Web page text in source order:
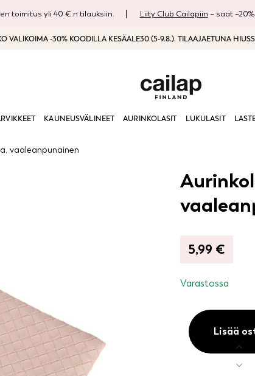
toimitus yli 40 €:n tilauksiin. Liity Club Cailapiin – saat
VALIKOIMA -30% KOODILLA KESÄALE30 (5-9.8.). TILAAJAETUNA
KAUNEUSVÄLINEET AURINKOLASIT LUKULASIT
vaaleanpunainen
5,99 €
Varastossa
vaaleanpunainen
Lisää